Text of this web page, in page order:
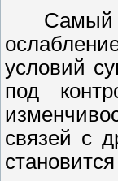
Самый
условий
под
связей с